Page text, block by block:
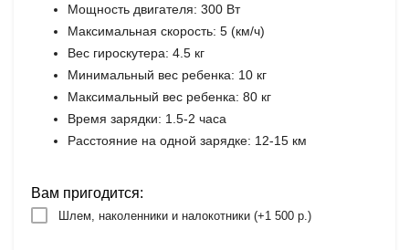
Мощность двигателя: 300 Вт
Максимальная скорость: 5 (км/ч)
Вес гироскутера: 4.5 кг
Минимальный вес ребенка: 10 кг
Максимальный вес ребенка: 80 кг
Время зарядки: 1.5-2 часа
Расстояние на одной зарядке: 12-15 км
Вам пригодится:
Шлем, наколенники и налокотники (+1 500 р.)